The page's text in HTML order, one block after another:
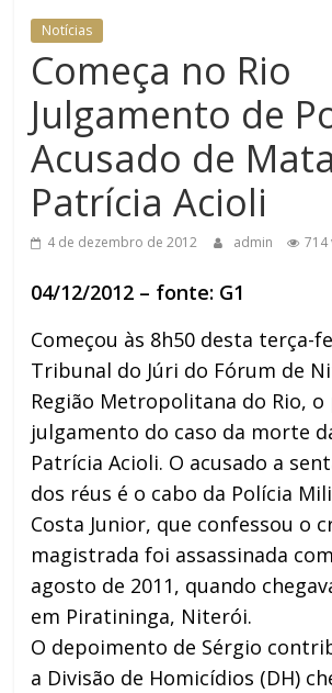
Notícias
Começa no Rio
Julgamento de
Acusado de
Patrícia Acioli
4 de dezembro de 2012 admin 714
04/12/2012 – fonte: G1
Começou às 8h50 desta terça-
Tribunal do Júri do Fórum de
Região Metropolitana do Rio,
julgamento do caso da morte
Patrícia Acioli. O acusado a
dos réus é o cabo da Polícia
Costa Junior, que confessou o
magistrada foi assassinada
agosto de 2011, quando
em Piratininga, Niterói.
O depoimento de Sérgio
a Divisão de Homicídios (DH)